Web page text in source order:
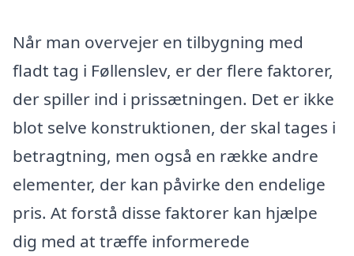
Når man overvejer en tilbygning med
fladt tag i Føllenslev, er der flere faktorer,
der spiller ind i prissætningen. Det er ikke
blot selve konstruktionen, der skal tages i
betragtning, men også en række andre
elementer, der kan påvirke den endelige
pris. At forstå disse faktorer kan hjælpe
dig med at træffe informerede